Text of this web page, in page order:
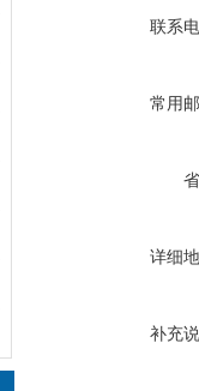
联系
常用
详细
补充